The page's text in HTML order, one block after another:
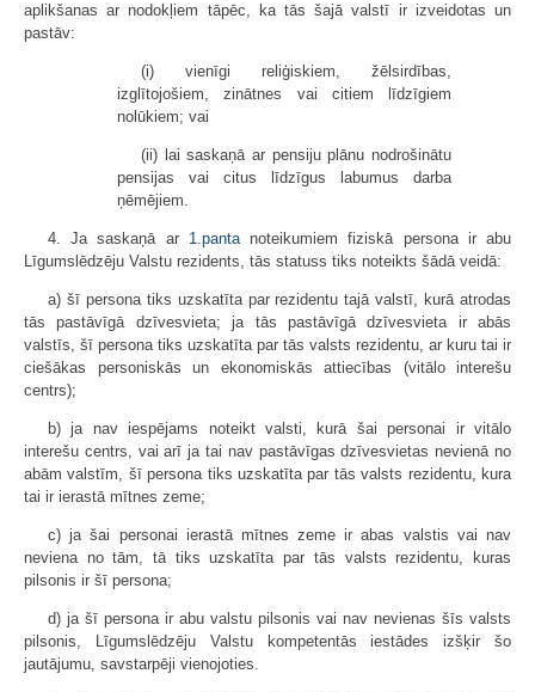
aplikšanas ar nodokļiem tāpēc, ka tās šajā valstī ir izveidotas un
pastāv:
(i) vienīgi reliģiskiem, žēlsirdības,
izglītojošiem, zinātnes vai citiem līdzīgiem
nolūkiem; vai
(ii) lai saskaņā ar pensiju plānu nodrošinātu
pensijas vai citus līdzīgus labumus darba
ņēmējiem.
4. Ja saskaņā ar 1.pantanoteikumiem fiziskā persona ir abu
Līgumslēdzēju Valstu rezidents, tās statuss tiks noteikts šādā veidā:
a) šī persona tiks uzskatīta par rezidentu tajā valstī, kurā atrodas
tās pastāvīgā dzīvesvieta; ja tās pastāvīgā dzīvesvieta ir abās
valstīs, šī persona tiks uzskatīta par tās valsts rezidentu, ar kuru tai ir
ciešākas personiskās un ekonomiskās attiecības (vitālo interešu
centrs);
b) ja nav iespējams noteikt valsti, kurā šai personai ir vitālo
interešu centrs, vai arī ja tai nav pastāvīgas dzīvesvietas nevienā no
abām valstīm, šī persona tiks uzskatīta par tās valsts rezidentu, kura
tai ir ierastā mītnes zeme;
c) ja šai personai ierastā mītnes zeme ir abas valstis vai nav
neviena no tām, tā tiks uzskatīta par tās valsts rezidentu, kuras
pilsonis ir šī persona;
d) ja šī persona ir abu valstu pilsonis vai nav nevienas šīs valsts
pilsonis, Līgumslēdzēju Valstu kompetentās iestādes izšķir šo
jautājumu, savstarpēji vienojoties.